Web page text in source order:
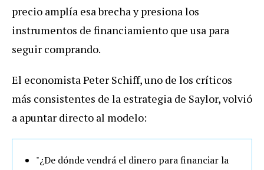
precio amplía esa brecha y presiona los
instrumentos de financiamiento que usa para
seguir comprando.
El economista Peter Schiff, uno de los críticos
más consistentes de la estrategia de Saylor, volvió
a apuntar directo al modelo:
"¿De dónde vendrá el dinero para financiar la